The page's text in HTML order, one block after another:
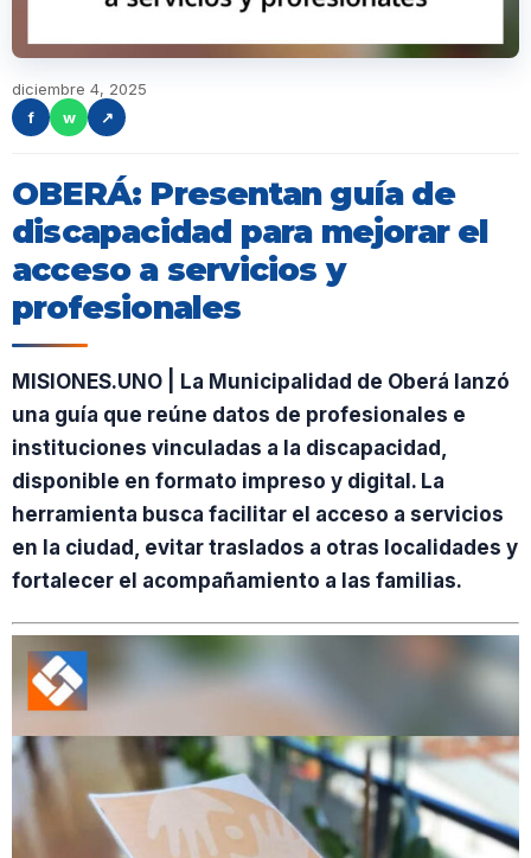
diciembre 4, 2025
f
w ↗
OBERÁ: Presentan guía de
discapacidad para mejorar el
acceso a servicios y
profesionales
MISIONES.UNO | La Municipalidad de Oberá lanzó
una guía que reúne datos de profesionales e
instituciones vinculadas a la discapacidad,
disponible en formato impreso y digital. La
herramienta busca facilitar el acceso a servicios
en la ciudad, evitar traslados a otras localidades y
fortalecer el acompañamiento a las familias.